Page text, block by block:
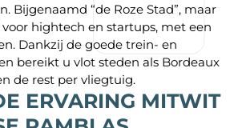
Bijgenaamd “de Roze Stad”, maar
hightech en startups, met een
Dankzij de goede trein- en
bereikt u vlot steden als Bordeaux
de rest per vliegtuig.
ERVARING MITWIT